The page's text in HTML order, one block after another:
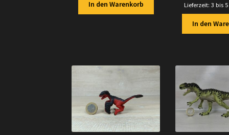
In den Warenkorb
Lieferzeit:3 bis
In den